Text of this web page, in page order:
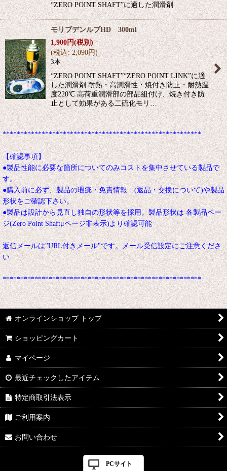
“ZERO POINT SHAFT”に適した潤滑剤
モリブデンルブHD 300ml
1,900円(税別)
(税込: 2,090円)
3本
“ZERO POINT SHAFT”“ZERO POINT LINK”に適
した潤滑剤 耐熱・高潤滑性・焼付き防止・耐熱温
度220℃ 高荷重潤滑部の部品組付け、焼き付き防
止として効果がある二硫化モリ…
********************************************************
【確認事項】
●製品性能に必要な箇所についてのみコストを集中させている製品で
す。
●購入前に必ず、製品の瑕疵・免責情報 (返品・交換について)や製品
形状をご確認下さい。
●製品は設計から見直し独自の形状等を採用。製品形状は 各製品ペー
ジ(Zero Point Shaftμページ非表示)より確認可能
返信メールは"URL付きメール"です。メール受信設定にご注意くださ
い
********************************************************
オンラインショップ トップ
ショッピングカート
マイページ
最近チェックしたアイテム
特定商取引法表示
ご利用案内
お問い合わせ
PCサイト